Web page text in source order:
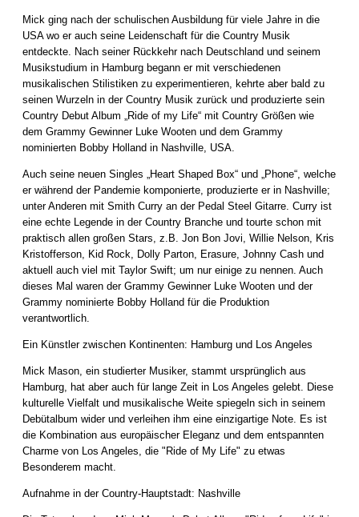
Mick ging nach der schulischen Ausbildung für viele Jahre in die
USA wo er auch seine Leidenschaft für die Country Musik
entdeckte. Nach seiner Rückkehr nach Deutschland und seinem
Musikstudium in Hamburg begann er mit verschiedenen
musikalischen Stilistiken zu experimentieren, kehrte aber bald zu
seinen Wurzeln in der Country Musik zurück und produzierte sein
Country Debut Album „Ride of my Life“ mit Country Größen wie
dem Grammy Gewinner Luke Wooten und dem Grammy
nominierten Bobby Holland in Nashville, USA.
Auch seine neuen Singles „Heart Shaped Box“ und „Phone“, welche
er während der Pandemie komponierte, produzierte er in Nashville;
unter Anderen mit Smith Curry an der Pedal Steel Gitarre. Curry ist
eine echte Legende in der Country Branche und tourte schon mit
praktisch allen großen Stars, z.B. Jon Bon Jovi, Willie Nelson, Kris
Kristofferson, Kid Rock, Dolly Parton, Erasure, Johnny Cash und
aktuell auch viel mit Taylor Swift; um nur einige zu nennen. Auch
dieses Mal waren der Grammy Gewinner Luke Wooten und der
Grammy nominierte Bobby Holland für die Produktion
verantwortlich.
Ein Künstler zwischen Kontinenten: Hamburg und Los Angeles
Mick Mason, ein studierter Musiker, stammt ursprünglich aus
Hamburg, hat aber auch für lange Zeit in Los Angeles gelebt. Diese
kulturelle Vielfalt und musikalische Weite spiegeln sich in seinem
Debütalbum wider und verleihen ihm eine einzigartige Note. Es ist
die Kombination aus europäischer Eleganz und dem entspannten
Charme von Los Angeles, die "Ride of My Life" zu etwas
Besonderem macht.
Aufnahme in der Country-Hauptstadt: Nashville